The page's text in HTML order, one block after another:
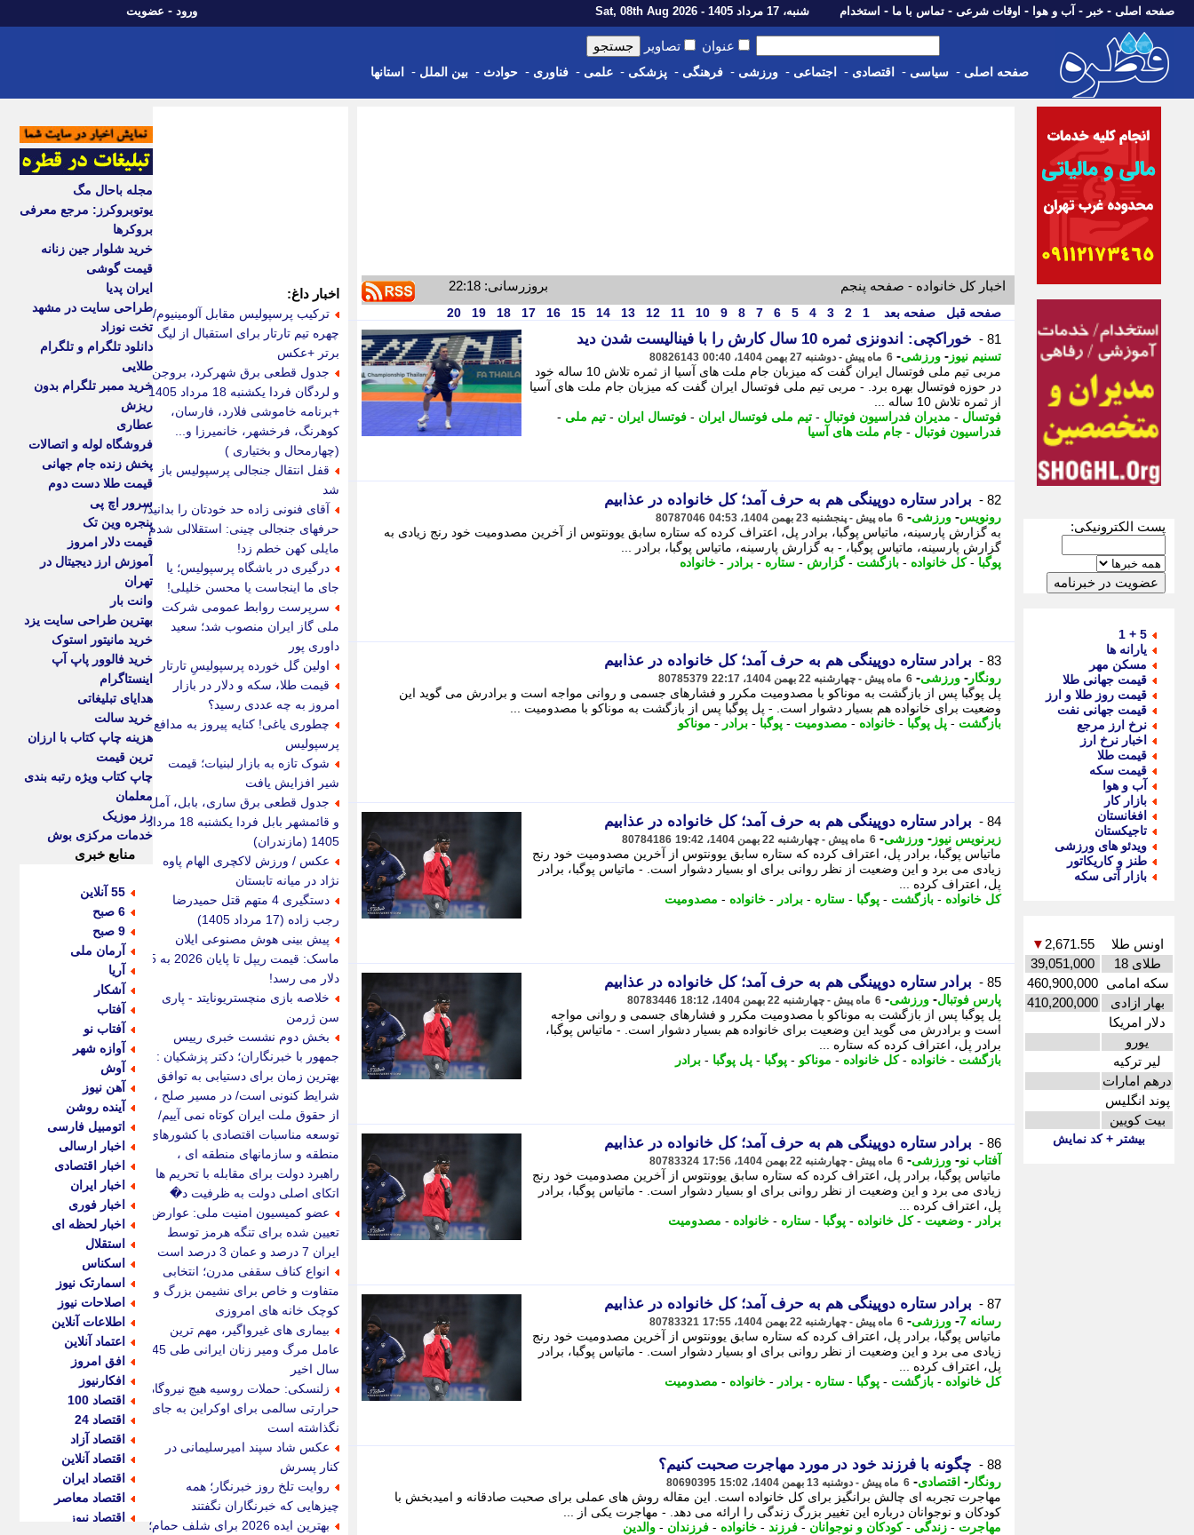
صفحه اصلی - خبر - آب و هوا - اوقات شرعی - تماس با ما - استخدام شنبه، 17 مرداد 1405 - Sat, 08th Aug 2026 ورود - عضویت
عنوان تصاویر
صفحه اصلی - سیاسی - اقتصادی - اجتماعی - ورزشی - فرهنگی - پزشکی - علمی - فناوری - حوادث - بین الملل - استانها
پست الکترونیکی:
5 + 1
یارانه ها
مسکن مهر
قیمت جهانی طلا
قیمت روز طلا و ارز
قیمت جهانی نفت
نرخ ارز مرجع
اخبار نرخ ارز
قیمت طلا
قیمت سکه
آب و هوا
بازار کار
افغانستان
تاجیکستان
ویدئو های ورزشی
طنز و کاریکاتور
بازار آتی سکه
اونس طلا 2,671.55
▼
طلای 18
39,051,000
سکه امامی 460,900,000
بهار ازادی
410,200,000
دلار امریکا
یورو
لیر ترکیه
درهم امارات
پوند انگلیس
بیت کویین
بیشتر + کد نمایش
اخبار کل خانواده - صفحه پنجم بروزرسانی: 22:18
صفحه قبل صفحه بعد 1
2
3
4
5
6
7
8
9
10
11
12
13
14
15
16
17
18
19
20
81 - خوراکچی: اندونزی ثمره 10 سال کارش را با فینالیست شدن دید
تسنیم نیوز - ورزشی- 6 ماه پیش - دوشنبه 27 بهمن 1404، 00:40 80826143
مربی تیم ملی فوتسال ایران گفت که میزبان جام ملت های آسیا از ثمره تلاش 10 ساله خود
در حوزه فوتسال بهره برد. - مربی تیم ملی فوتسال ایران گفت که میزبان جام ملت های آسیا
از ثمره تلاش 10 ساله ...
فوتسال - مدیران فدراسیون فوتبال - تیم ملی فوتسال ایران - فوتسال ایران - تیم ملی -
فدراسیون فوتبال - جام ملت های آسیا
82 - برادر ستاره دوپینگی هم به حرف آمد؛ کل خانواده در عذابیم
رونویس- ورزشی- 6 ماه پیش - پنجشنبه 23 بهمن 1404، 04:53 80787046
به گزارش پارسینه، ماتیاس پوگبا، برادر پل، اعتراف کرده که ستاره سابق یوونتوس از آخرین مصدومیت خود رنج زیادی به
گزارش پارسینه، ماتیاس پوگبا، - به گزارش پارسینه، ماتیاس پوگبا، برادر ...
پوگبا -کل خانواده - بازگشت -گزارش - ستاره - برادر - خانواده
83 - برادر ستاره دوپینگی هم به حرف آمد؛ کل خانواده در عذابیم
رونگار - ورزشی- 6 ماه پیش - چهارشنبه 22 بهمن 1404، 22:17 80785379
پل پوگبا پس از بازگشت به موناکو با مصدومیت مکرر و فشارهای جسمی و روانی مواجه است و برادرش می گوید این
وضعیت برای خانواده هم بسیار دشوار است. - پل پوگبا پس از بازگشت به موناکو با مصدومیت ...
بازگشت - پل پوگبا - خانواده - مصدومیت - پوگبا - برادر - موناکو
84 - برادر ستاره دوپینگی هم به حرف آمد؛ کل خانواده در عذابیم
زیرنویس نیوز - ورزشی- 6 ماه پیش - چهارشنبه 22 بهمن 1404، 19:42 80784186
ماتیاس پوگبا، برادر پل، اعتراف کرده که ستاره سابق یوونتوس از آخرین مصدومیت خود رنج
زیادی می برد و این وضعیت از نظر روانی برای او بسیار دشوار است. - ماتیاس پوگبا، برادر
پل، اعتراف کرده ...
کل خانواده - بازگشت - پوگبا - ستاره - برادر - خانواده - مصدومیت
85 - برادر ستاره دوپینگی هم به حرف آمد؛ کل خانواده در عذابیم
پارس فوتبال- ورزشی- 6 ماه پیش - چهارشنبه 22 بهمن 1404، 18:12 80783446
پل پوگبا پس از بازگشت به موناکو با مصدومیت مکرر و فشارهای جسمی و روانی مواجه
است و برادرش می گوید این وضعیت برای خانواده هم بسیار دشوار است. - ماتیاس پوگبا،
برادر پل، اعتراف کرده که ستاره ...
بازگشت - خانواده -کل خانواده - موناکو - پوگبا - پل پوگبا - برادر
86 - برادر ستاره دوپینگی هم به حرف آمد؛ کل خانواده در عذابیم
آفتاب نو- ورزشی- 6 ماه پیش - چهارشنبه 22 بهمن 1404، 17:56 80783324
ماتیاس پوگبا، برادر پل، اعتراف کرده که ستاره سابق یوونتوس از آخرین مصدومیت خود رنج
زیادی می برد و این وضعیت از نظر روانی برای او بسیار دشوار است. - ماتیاس پوگبا، برادر
پل، اعتراف کرده ...
برادر - وضعیت -کل خانواده - پوگبا - ستاره - خانواده - مصدومیت
87 - برادر ستاره دوپینگی هم به حرف آمد؛ کل خانواده در عذابیم
رسانه 7 - ورزشی- 6 ماه پیش - چهارشنبه 22 بهمن 1404، 17:55 80783321
ماتیاس پوگبا، برادر پل، اعتراف کرده که ستاره سابق یوونتوس از آخرین مصدومیت خود رنج
زیادی می برد و این وضعیت از نظر روانی برای او بسیار دشوار است. - ماتیاس پوگبا، برادر
پل، اعتراف کرده ...
کل خانواده - بازگشت - پوگبا - ستاره - برادر - خانواده - مصدومیت
88 - چگونه با فرزند خود در مورد مهاجرت صحبت کنیم؟
رونگار - اقتصادی- 6 ماه پیش - دوشنبه 13 بهمن 1404، 15:02 80690395
مهاجرت تجربه ای چالش برانگیز برای کل خانواده است. این مقاله روش های عملی برای صحبت صادقانه و امیدبخش با
کودکان و نوجوانان درباره این تغییر بزرگ زندگی را ارائه می دهد. - مهاجرت یکی از ...
مهاجرت - زندگی -کودکان و نوجوانان - فرزند - خانواده - فرزندان - والدین
اخبار داغ:
ترکیب پرسپولیس مقابل آلومینیوم/
چهره تیم تارتار برای استقبال از لیگ
برتر +عکس
جدول قطعی برق شهرکرد، بروجن
و لردگان فردا یکشنبه 18 مرداد 1405
+برنامه خاموشی فلارد، فارسان،
کوهرنگ، فرخشهر، خانمیرزا و...
(چهارمحال و بختیاری )
قفل انتقال جنجالی پرسپولیس باز
شد
آقای فنونی زاده حد خودتان را بدانید/
حرفهای جنجالی چینی: استقلالی شدم
مایلی کهن خطم زد!
درگیری در باشگاه پرسپولیس؛ یا
جای ما اینجاست یا محسن خلیلی!
سرپرست روابط عمومی شرکت
ملی گاز ایران منصوب شد؛ سعید
داوری پور
اولین گل خورده پرسپولیسِ تارتار
قیمت طلا، سکه و دلار در بازار
امروز به چه عددی رسید؟
چطوری یاغی! کنایه پیروز به مدافع
پرسپولیس
شوک تازه به بازار لبنیات؛ قیمت
شیر افزایش یافت
جدول قطعی برق ساری، بابل، آمل
و قائمشهر بابل فردا یکشنبه 18 مرداد
1405 (مازندران)
عکس / ورزش لاکچری الهام پاوه
نژاد در میانه تابستان
دستگیری 4 متهم قتل حمیدرضا
رجب زاده (17 مرداد 1405)
پیش بینی هوش مصنوعی ایلان
ماسک: قیمت ریپل تا پایان 2026 به 5
دلار می رسد!
خلاصه بازی منچستریونایتد - پاری
سن ژرمن
بخش دوم نشست خبری رییس
جمهور با خبرنگاران؛ دکتر پزشکیان :
بهترین زمان برای دستیابی به توافق
شرایط کنونی است/ در مسیر صلح ،
از حقوق ملت ایران کوتاه نمی آییم/
توسعه مناسبات اقتصادی با کشورهای
منطقه و سازمانهای منطقه ای ،
راهبرد دولت برای مقابله با تحریم ها /
اتکای اصلی دولت به ظرفیت د�
عضو کمیسیون امنیت ملی: عوارض
تعیین شده برای تنگه هرمز توسط
ایران 7 درصد و عمان 3 درصد است
انواع کناف سقفی مدرن؛ انتخابی
متفاوت و خاص برای نشیمن بزرگ و
کوچک خانه های امروزی
بیماری های غیرواگیر، مهم ترین
عامل مرگ ومیر زنان ایرانی طی 45
سال اخیر
زلنسکی: حملات روسیه هیچ نیروگاه
حرارتی سالمی برای اوکراین به جای
نگذاشته است
عکس شاد سپند امیرسلیمانی در
کنار پسرش
روایت تلخ روز خبرنگار؛ همه
چیزهایی که خبرنگاران نگفتند
بهترین ایده 2026 برای شلف حمام؛
مجله باحال مگ
یوتوبروکرز: مرجع معرفی
بروکرها
خرید شلوار جین زنانه
قیمت گوشی
ایران پدیا
طراحی سایت در مشهد
تخت نوزاد
دانلود تلگرام و تلگرام
طلایی
خرید ممبر تلگرام بدون
ریزش
عطاری
فروشگاه لوله و اتصالات
پخش زنده جام جهانی
قیمت طلا دست دوم
سرور اچ پی
پنجره وین تک
قیمت دلار امروز
آموزش ارز دیجیتال در
تهران
وانت بار
بهترین طراحی سایت یزد
خرید مانیتور استوک
خرید فالوور پاپ آپ
اینستاگرام
هدایای تبلیغاتی
خرید سالت
هزینه چاپ کتاب با ارزان
ترین قیمت
چاپ کتاب ویژه رتبه بندی
معلمان
رز موزیک
خدمات مرکزی بوش
منابع خبری
55 آنلاین
6 صبح
9 صبح
آرمان ملی
آریا
آشکار
آفتاب
آفتاب نو
آوازه شهر
آوش
آهن نیوز
آینده روشن
اتومبیل فارسی
اخبار ارسالی
اخبار اقتصادی
اخبار ایران
اخبار فوری
اخبار لحظه ای
استقلال
اسکناس
اسمارتک نیوز
اصلاحات نیوز
اطلاعات آنلاین
اعتماد آنلاین
افق امروز
افکارنیوز
اقتصاد 100
اقتصاد 24
اقتصاد آزاد
اقتصاد آنلاین
اقتصاد ایران
اقتصاد معاصر
اقتصاد نیوز